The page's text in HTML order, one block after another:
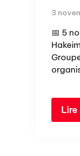
3
📅 5
Lire